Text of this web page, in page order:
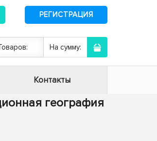
РЕГИСТРАЦИЯ
На сумму:
Контакты
география